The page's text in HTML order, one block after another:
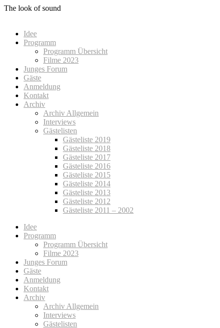
Zum
The look of sound
Idee
Programm
Programm Übersicht
Filme 2023
Junges Forum
Gäste
Anmeldung
Kontakt
Archiv
Archiv Allgemein
Interviews
Gästelisten
Gästeliste 2019
Gästeliste 2018
Gästeliste 2017
Gästeliste 2016
Gästeliste 2015
Gästeliste 2014
Gästeliste 2013
Gästeliste 2012
Gästeliste 2011 – 2002
Idee
Programm
Programm Übersicht
Filme 2023
Junges Forum
Gäste
Anmeldung
Kontakt
Archiv
Archiv Allgemein
Interviews
Gästelisten